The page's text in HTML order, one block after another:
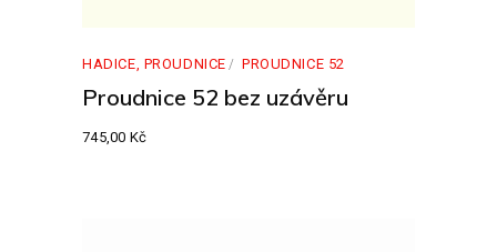
HADICE, PROUDNICE PROUDNICE 52
Proudnice 52 bez uzávěru
745,00 Kč